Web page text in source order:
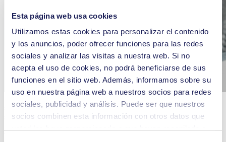
Esta página web usa cookies
Utilizamos estas cookies para personalizar el contenido
y los anuncios, poder ofrecer funciones para las redes
sociales y analizar las visitas a nuestra web. Si no
acepta el uso de cookies, no podrá beneficiarse de sus
funciones en el sitio web. Además, informamos sobre su
uso en nuestra página web a nuestros socios para redes
sociales, publicidad y análisis. Puede ser que nuestros
socios combinen esta información con otros datos que
Durante el ensayo, la bomba de diafragma para gases NMP 850.1.2
se sometió a exigentes condiciones de funcionamiento para evaluar
su fiabilidad a largo plazo.